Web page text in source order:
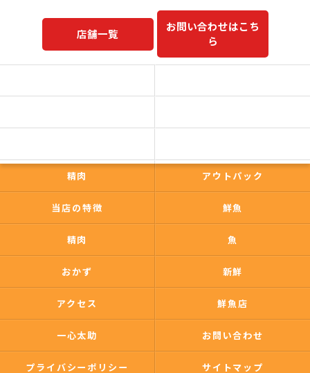
店舗一覧
お問い合わせはこち
ら
精肉 アウトパック
当店の特徴 鮮魚
精肉 魚
おかず 新鮮
アクセス 鮮魚店
一心太助 お問い合わせ
プライバシーポリシー サイトマップ